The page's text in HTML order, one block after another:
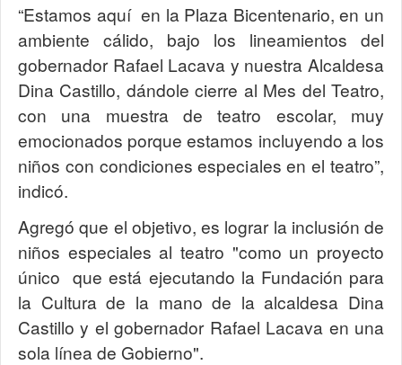
“Estamos aquí en la Plaza Bicentenario, en un
ambiente cálido, bajo los lineamientos del
gobernador Rafael Lacava y nuestra Alcaldesa
Dina Castillo, dándole cierre al Mes del Teatro,
con una muestra de teatro escolar, muy
emocionados porque estamos incluyendo a los
niños con condiciones especiales en el teatro”,
indicó.
Agregó que el objetivo, es lograr la inclusión de
niños especiales al teatro "como un proyecto
único que está ejecutando la Fundación para
la Cultura de la mano de la alcaldesa Dina
Castillo y el gobernador Rafael Lacava en una
sola línea de Gobierno".